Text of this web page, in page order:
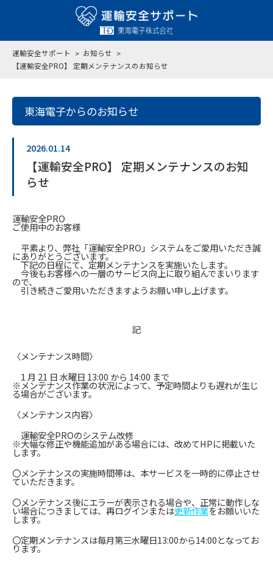
運輸安全サポート
お知らせ
【運輸安全PRO】 定期メンテナンスのお知らせ
東海電子からのお知らせ
2026.01.14
【運輸安全PRO】 定期メンテナンスのお知
らせ
運輸安全PRO
ご使用中のお客様
平素より、弊社「運輸安全PRO」システムをご愛用いただき誠
にありがとうございます。
下記の日程にて、定期メンテナンスを実施いたします。
今後もお客様への一層のサービス向上に取り組んでまいります
ので、
引き続きご愛用いただきますようお願い申し上げます。
記
〈メンテナンス時間〉
1 月 21 日 水曜日 13:00 から 14:00 まで
※メンテナンス作業の状況によって、予定時間よりも遅れが生じ
る場合がございます。
〈メンテナンス内容〉
運輸安全PROのシステム改修
※大幅な修正や機能追加がある場合には、改めてHPに掲載いた
します。
〇メンテナンスの実施時間帯は、本サービスを一時的に停止させ
ていただきます。
〇メンテナンス後にエラーが表示される場合や、正常に動作しな
い場合につきましては、再ログインまたは更新作業をお願いいた
します。
〇定期メンテナンスは毎月第三水曜日13:00から14:00となってお
ります。